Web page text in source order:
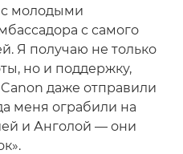
с молодыми
с самого
Я получаю не только
но и поддержку,
даже отправили
меня ограбили на
и Анголой — они